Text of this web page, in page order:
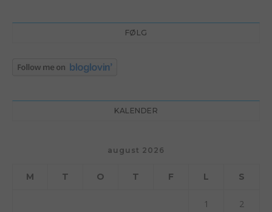
FØLG
KALENDER
august 2026
M T O T F L S
1 2